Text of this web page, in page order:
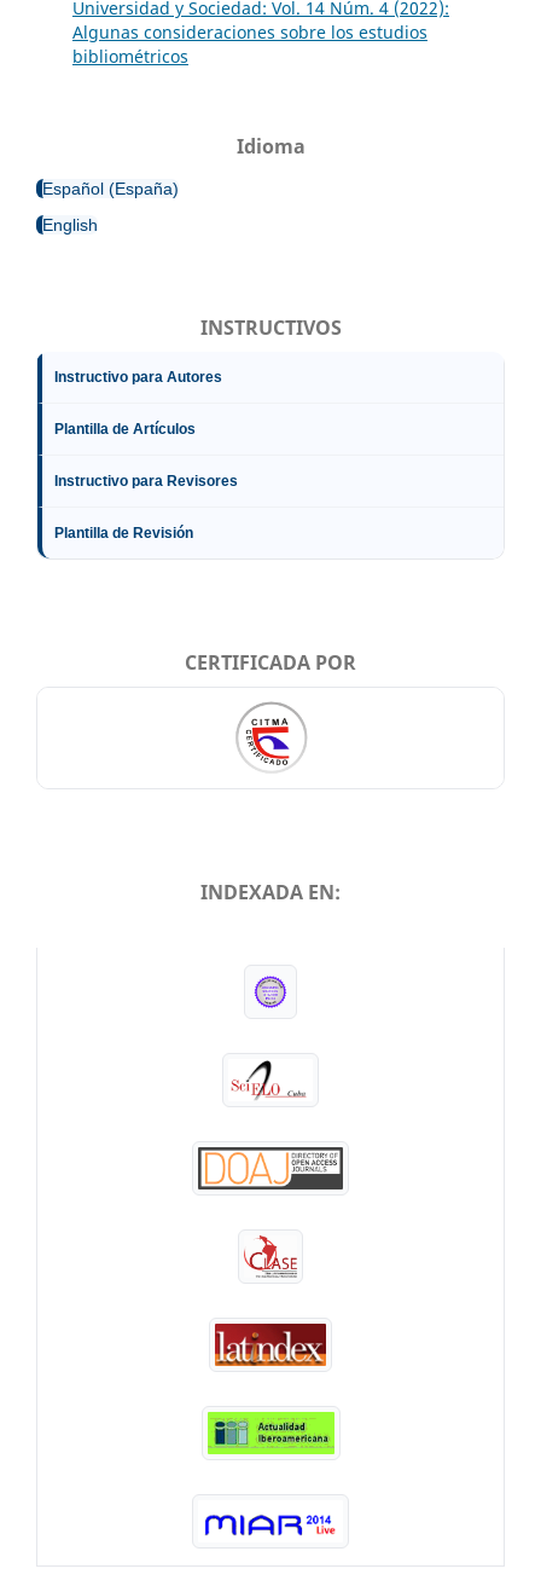
Universidad y Sociedad: Vol. 14 Núm. 4 (2022):
Algunas consideraciones sobre los estudios
bibliométricos
Idioma
Español (España)
English
INSTRUCTIVOS
Instructivo para Autores
Plantilla de Artículos
Instructivo para Revisores
Plantilla de Revisión
CERTIFICADA POR
INDEXADA EN: